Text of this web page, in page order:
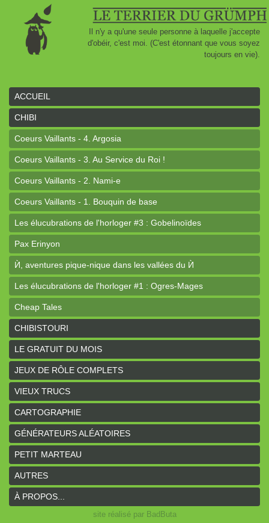
Il n'y a qu'une seule personne à laquelle j'accepte
d'obéir, c'est moi. (C'est étonnant que vous soyez
toujours en vie).
ACCUEIL
CHIBI
Coeurs Vaillants - 4. Argosia
Coeurs Vaillants - 3. Au Service du Roi !
Coeurs Vaillants - 2. Nami-e
Coeurs Vaillants - 1. Bouquin de base
Les élucubrations de l'horloger #3 : Gobelinoïdes
Pax Erinyon
Ѝ, aventures pique-nique dans les vallées du Ѝ
Les élucubrations de l'horloger #1 : Ogres-Mages
Cheap Tales
Intrépides
Coeurs Vaillants - Aventures
Coeurs Vaillants - Ogres de gel
Coeurs Vaillants - Compagnon2
Les bas-reliefs des Ruines de Zeriphar
N.YX
Sous l'ombre du Mont Yimsha
Coeurs Vaillants - Compagnon
Coeurs Vaillants // Gallant and Bold
Hârn - le monde de Hârn
CHIBISTOURI
LE GRATUIT DU MOIS
JEUX DE RÔLE COMPLETS
VIEUX TRUCS
CARTOGRAPHIE
GÉNÉRATEURS ALÉATOIRES
PETIT MARTEAU
AUTRES
À PROPOS...
site réalisé par BadButa